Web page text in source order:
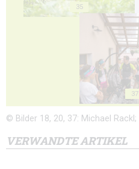
35
37
© Bilder 18, 20, 37: Michael Rackl;
VERWANDTE ARTIKEL